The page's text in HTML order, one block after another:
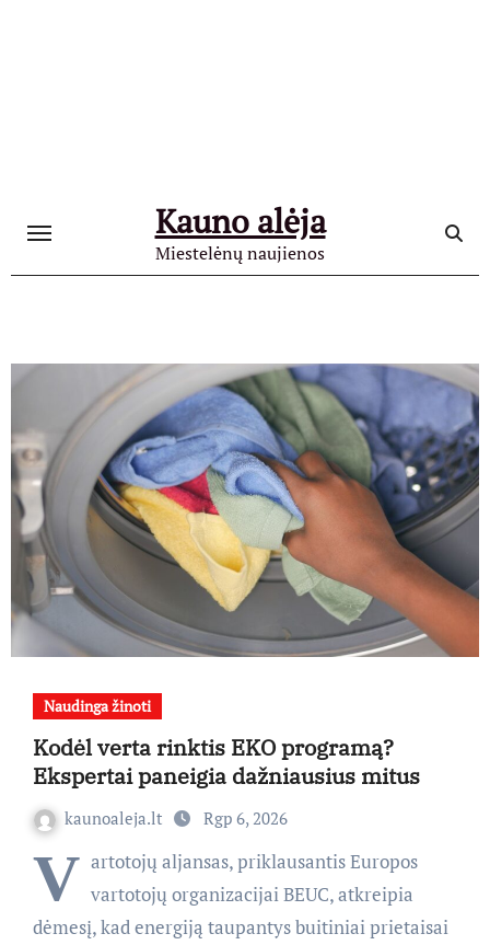
Kauno alėja
Miestelėnų naujienos
Naudinga žinoti
Kodėl verta rinktis EKO programą?
Ekspertai paneigia dažniausius mitus
kaunoaleja.lt Rgp 6, 2026
V artotojų aljansas, priklausantis Europos
vartotojų organizacijai BEUC, atkreipia
dėmesį, kad energiją taupantys buitiniai prietaisai